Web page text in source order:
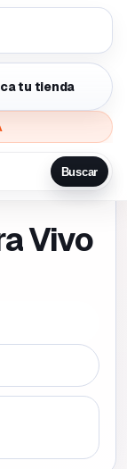
tu tienda
Buscar
Vivo